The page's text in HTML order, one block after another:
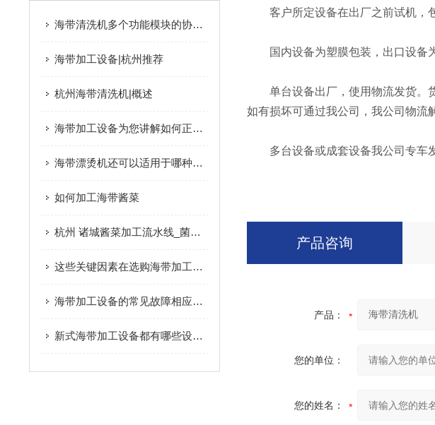
海带清洗机多个功能模块的协同优化与食品级安全设计分享
海带加工设备|杭州推荐
杭州海带清洗机|概述
海带加工设备为您讲解如何正确清洗海带
海带漂烫机还可以适用于哪种果蔬的加工使用
如何加工海带酱菜
杭州 诸城酱菜加工流水线_菌菇/海带加工设备|概述
这些关键因素在选购海带加工设备时要多加注意
海带加工设备的常见故障相应解决方法分享
新式海带加工设备都有哪些设备组成？
客户所定设备在出厂之前试机，包
国内设备为塑膜包装，出口设备为
单台设备出厂，使用物流发货。货
如有损坏可通过我公司，我公司物流
多台设备或成套设备我公司专车发
产品咨询
产品：
您的单位：
您的姓名：